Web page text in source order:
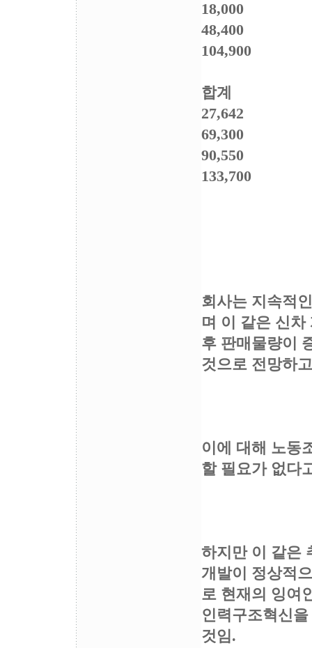
18,000
48,400
104,900
합계
27,642
69,300
90,550
133,700
회사는 지속적
며 이 같은 신차
후 판매물량이
것으로 전망하
이에 대해 노동
할 필요가 없다
하지만 이 같은
개발이 정상적
로 현재의 잉여
인력구조혁신
것임.